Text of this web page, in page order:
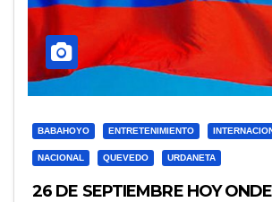
BABAHOYO ENTRETENIMIENTO
NACIONAL QUEVEDO URDANETA
26 DE SEPTIEMBRE HOY